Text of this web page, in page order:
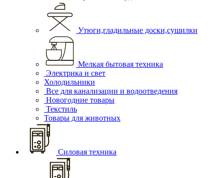
Утюги,гладильные доски,сушилки
Мелкая бытовая техника
Электрика и свет
Холодильники
Все для канализации и водоотведения
Новогодние товары
Текстиль
Товары для животных
Силовая техника